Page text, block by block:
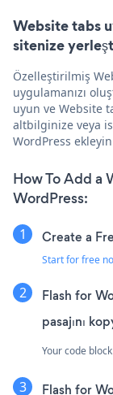
Website tabs
sitenize
Özelleştirilmiş
uygulamanızı
uyun ve Website
altbilginize veya
WordPress
How To Add a
WordPress:
Create a
Start for free
Flash for
pasajını
Your code
Flash for